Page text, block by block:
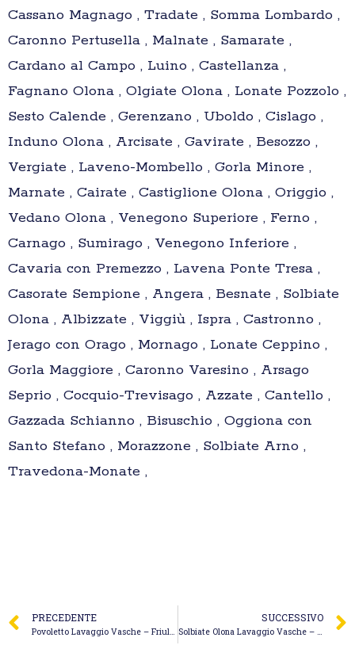
Cassano Magnago , Tradate , Somma Lombardo ,
Caronno Pertusella , Malnate , Samarate ,
Cardano al Campo , Luino , Castellanza ,
Fagnano Olona , Olgiate Olona , Lonate Pozzolo ,
Sesto Calende , Gerenzano , Uboldo , Cislago ,
Induno Olona , Arcisate , Gavirate , Besozzo ,
Vergiate , Laveno-Mombello , Gorla Minore ,
Marnate , Cairate , Castiglione Olona , Origgio ,
Vedano Olona , Venegono Superiore , Ferno ,
Carnago , Sumirago , Venegono Inferiore ,
Cavaria con Premezzo , Lavena Ponte Tresa ,
Casorate Sempione , Angera , Besnate , Solbiate
Olona , Albizzate , Viggiù , Ispra , Castronno ,
Jerago con Orago , Mornago , Lonate Ceppino ,
Gorla Maggiore , Caronno Varesino , Arsago
Seprio , Cocquio-Trevisago , Azzate , Cantello ,
Gazzada Schianno , Bisuschio , Oggiona con
Santo Stefano , Morazzone , Solbiate Arno ,
Travedona-Monate ,
PRECEDENTE
Povoletto Lavaggio Vasche – Friul Julia Appalti
SUCCESSIVO
Solbiate Olona Lavaggio Vasche – Genivolta Sergio Andrea